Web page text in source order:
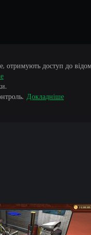
отримують доступ до
Докладніше